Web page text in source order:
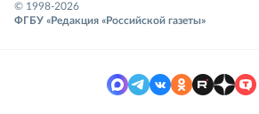
© 1998-2026
ФГБУ «Редакция «Российской газеты»